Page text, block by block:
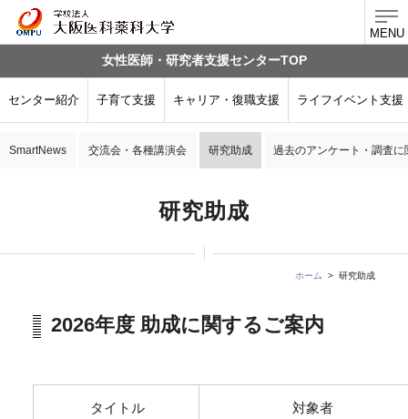
MENU
女性医師・研究者支援センターTOP
センター紹介 子育て支援 キャリア・復職支援 ライフイベント支援
SmartNews 交流会・各種講演会 研究助成 過去のアンケート・調査に
研究助成
ホーム 研究助成
2026年度 助成に関するご案内
タイトル 対象者